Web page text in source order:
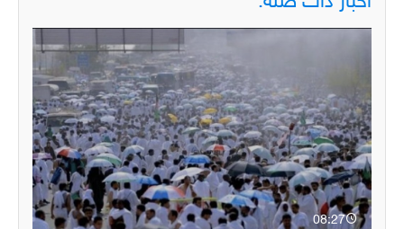
08:27